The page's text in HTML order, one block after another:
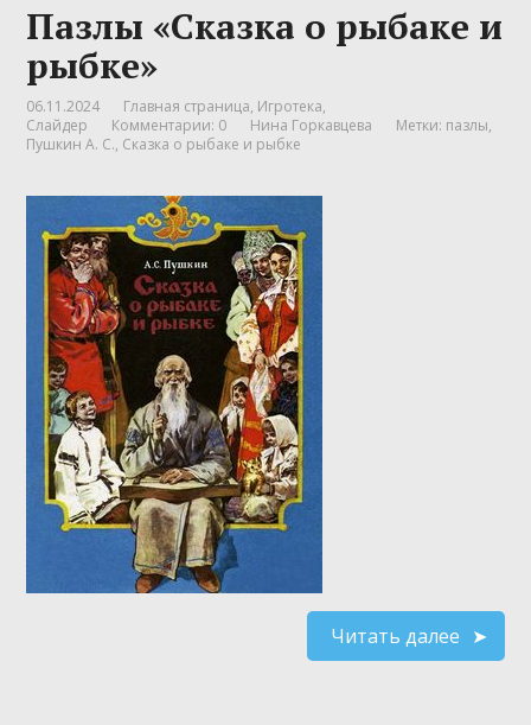
Пазлы «Сказка о рыбаке и
рыбке»
06.11.2024 Главная страница, Игротека,
Слайдер
Комментарии: 0 Нина Горкавцева Метки: пазлы,
Пушкин А. С., Сказка о рыбаке и рыбке
Читать далее